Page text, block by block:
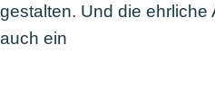
gestalten. Und die ehrliche
auch ein